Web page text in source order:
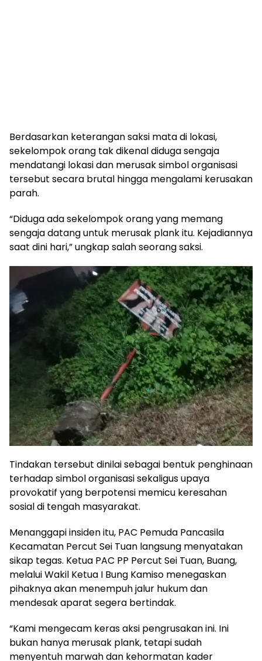
Berdasarkan keterangan saksi mata di lokasi,
sekelompok orang tak dikenal diduga sengaja
mendatangi lokasi dan merusak simbol organisasi
tersebut secara brutal hingga mengalami kerusakan
parah.
“Diduga ada sekelompok orang yang memang
sengaja datang untuk merusak plank itu. Kejadiannya
saat dini hari,” ungkap salah seorang saksi.
Tindakan tersebut dinilai sebagai bentuk penghinaan
terhadap simbol organisasi sekaligus upaya
provokatif yang berpotensi memicu keresahan
sosial di tengah masyarakat.
Menanggapi insiden itu, PAC Pemuda Pancasila
Kecamatan Percut Sei Tuan langsung menyatakan
sikap tegas. Ketua PAC PP Percut Sei Tuan, Buang,
melalui Wakil Ketua I Bung Kamiso menegaskan
pihaknya akan menempuh jalur hukum dan
mendesak aparat segera bertindak.
“Kami mengecam keras aksi pengrusakan ini. Ini
bukan hanya merusak plank, tetapi sudah
menyentuh marwah dan kehormatan kader